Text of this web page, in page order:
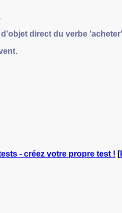
direct du verbe 'acheter'
- créez votre propre test ! [